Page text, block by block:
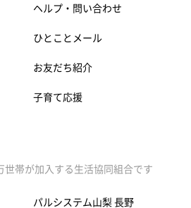
ヘルプ・問い合わせ
ひとことメール
お友だち紹介
子育て応援
世帯が加入する生活協同組合です
パルシステム山梨 長野